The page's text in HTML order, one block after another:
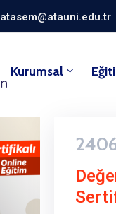
atasem@atauni.edu.tr
Kurumsal